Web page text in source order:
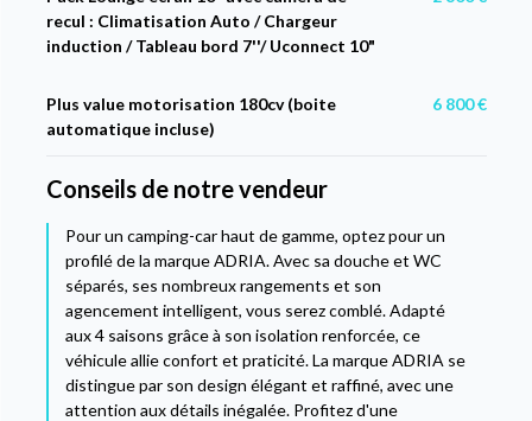
recul : Climatisation Auto / Chargeur
induction / Tableau bord 7''/ Uconnect 10"
Plus value motorisation 180cv (boite
automatique incluse)
6 800 €
Conseils de notre vendeur
Pour un camping-car haut de gamme, optez pour un
profilé de la marque ADRIA. Avec sa douche et WC
séparés, ses nombreux rangements et son
agencement intelligent, vous serez comblé. Adapté
aux 4 saisons grâce à son isolation renforcée, ce
véhicule allie confort et praticité. La marque ADRIA se
distingue par son design élégant et raffiné, avec une
attention aux détails inégalée. Profitez d'une